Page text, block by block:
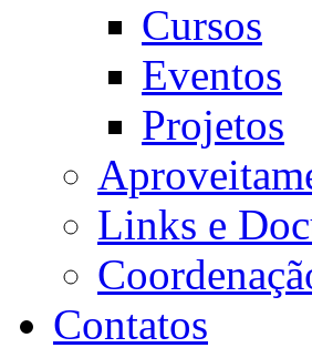
Cursos
Eventos
Projetos
Links e
Contatos